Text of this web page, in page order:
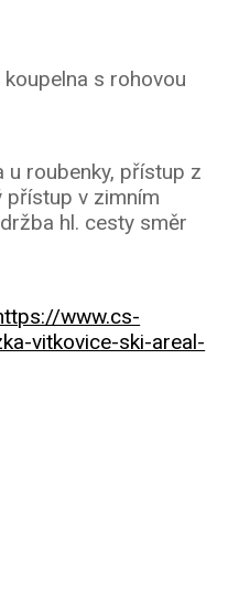
s rohovou
u roubenky, přístup z
přístup v zimním
hl. cesty směr
www.cs-
vitkovice-ski-areal-